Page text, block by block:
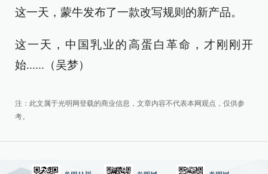
这一天，蒙牛发布了一款改写规则的新产品。
这一天，中国乳业的高蛋白革命，才刚刚开
始......（吴梦）
注：此文属于光明网登载的商业信息，文章内容不代表本网观点，仅供参
考。